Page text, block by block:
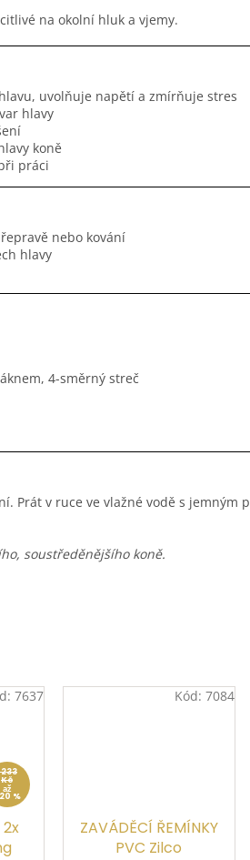
233
Kč
až
%
7637
ZAVÁDĚCÍ ŘEMÍNKY
PVC Zilco
Kód:7084
na okolní hluk a vjemy.
uvolňuje napětí a zmírňuje stres
hlavy
koně
práci
nebo kování
hlavy
4-směrný streč
Prát v ruce ve vlažné vodě s jemným
soustředěnějšího koně.